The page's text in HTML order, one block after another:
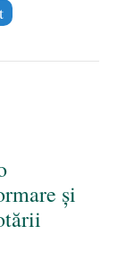
și